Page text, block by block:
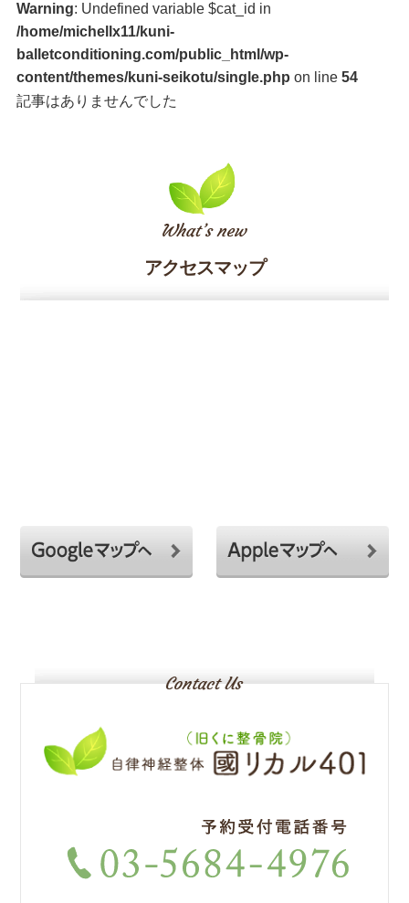
Warning: Undefined variable $cat_id in
/home/michellx11/kuni-
balletconditioning.com/public_html/wp-
content/themes/kuni-seikotu/single.php on line 54
記事はありませんでした
アクセスマップ